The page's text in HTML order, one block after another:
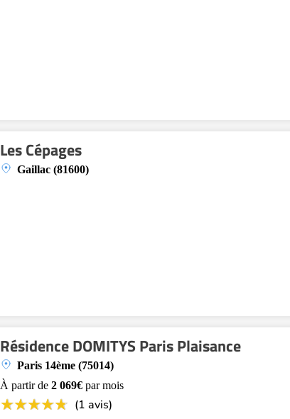
Les Cépages
Gaillac (81600)
Résidence DOMITYS Paris Plaisance
Paris 14ème (75014)
À partir de 2 069€ par mois
(1 avis)